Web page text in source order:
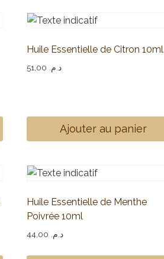
Huile Essentielle de Citron 10ml
د.م.
Ajouter au panier
Huile Essentielle de Menthe
Poivrée 10ml
د.م.